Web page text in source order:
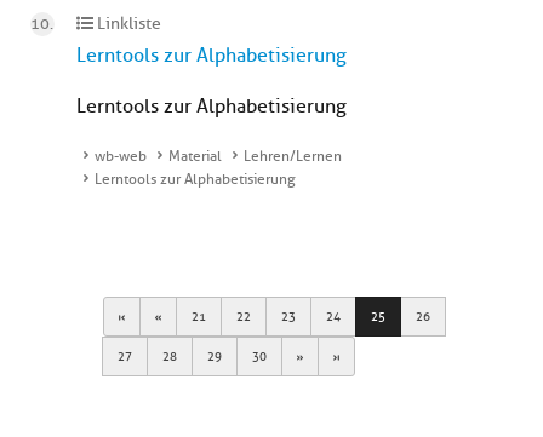
Linkliste
Lerntools zur Alphabetisierung
Lerntools zur Alphabetisierung
wb-web Material
Lehren/Lernen
Lerntools zur Alphabetisierung
First Previous
21 22 23 24 25 26
27 28 29 30 Next Last